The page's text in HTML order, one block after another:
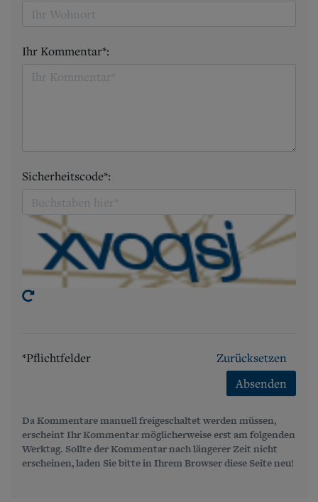
Ihr Kommentar*:
Sicherheitscode*:
*Pflichtfelder
Zurücksetzen
Absenden
Da Kommentare manuell freigeschaltet werden müssen,
erscheint Ihr Kommentar möglicherweise erst am folgenden
Werktag. Sollte der Kommentar nach längerer Zeit nicht
erscheinen, laden Sie bitte in Ihrem Browser diese Seite neu!